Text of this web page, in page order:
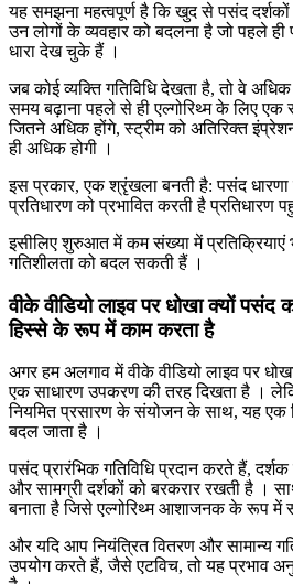
यह समझना महत्वपूर्ण है कि खुद से पसंद दर्शकों
उन लोगों के व्यवहार को बदलना है जो पहले
धारा देख चुके हैं ।
जब कोई व्यक्ति गतिविधि देखता है, तो वे
समय बढ़ाना पहले से ही एल्गोरिथ्म के लिए
जितने अधिक होंगे, स्ट्रीम को अतिरिक्त
ही अधिक होगी ।
इस प्रकार, एक श्रृंखला बनती है: पसंद धारणा
प्रतिधारण को प्रभावित करती है प्रतिधारण
इसीलिए शुरुआत में कम संख्या में प्रतिक्रियाएं
गतिशीलता को बदल सकती हैं ।
वीके वीडियो लाइव पर धोखा क्यों पसंद
हिस्से के रूप में काम करता है
अगर हम अलगाव में वीके वीडियो लाइव पर
एक साधारण उपकरण की तरह दिखता है ।
नियमित प्रसारण के संयोजन के साथ, यह एक
बदल जाता है ।
पसंद प्रारंभिक गतिविधि प्रदान करते हैं,
और सामग्री दर्शकों को बरकरार रखती है ।
बनाता है जिसे एल्गोरिथ्म आशाजनक के रूप में
और यदि आप नियंत्रित वितरण और सामान्य
उपयोग करते हैं, जैसे एटविच, तो यह प्रभाव